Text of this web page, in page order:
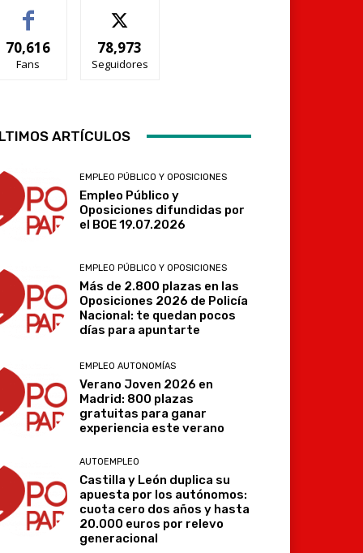
Telegram
70,616
Fans
78,973
Seguidores
ARTÍCULOS
EMPLEO PÚBLICO Y OPOSICIONES
Empleo Público y
Oposiciones difundidas por
el BOE 19.07.2026
EMPLEO PÚBLICO Y OPOSICIONES
Más de 2.800 plazas en las
Oposiciones 2026 de Policía
Nacional: te quedan pocos
días para apuntarte
EMPLEO AUTONOMÍAS
Verano Joven 2026 en
Madrid: 800 plazas
gratuitas para ganar
experiencia este verano
AUTOEMPLEO
Castilla y León duplica su
apuesta por los autónomos:
cuota cero dos años y hasta
20.000 euros por relevo
generacional